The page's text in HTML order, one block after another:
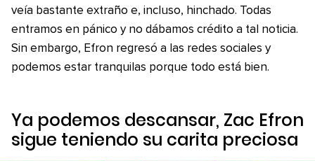
veía bastante extraño e, incluso, hinchado. Todas
entramos en pánico y no dábamos crédito a tal noticia.
Sin embargo, Efron regresó a las redes sociales y
podemos estar tranquilas porque todo está bien.
Ya podemos descansar, Zac Efron
sigue teniendo su carita preciosa